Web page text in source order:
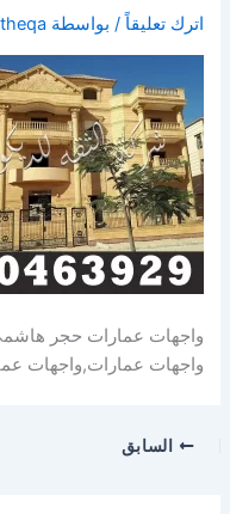
اترك تعليقاً / بواسطة
واجهات عمارات حجر
واجهات عمارات,واجهات
السابق